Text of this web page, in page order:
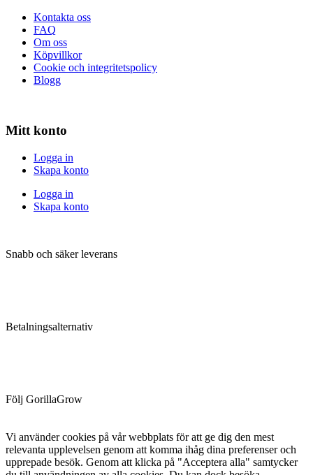
Kontakta oss
FAQ
Om oss
Köpvillkor
Cookie och integritetspolicy
Blogg
Mitt konto
Logga in
Skapa konto
Logga in
Skapa konto
Snabb och säker leverans
Betalningsalternativ
Följ GorillaGrow
Vi använder cookies på vår webbplats för att ge dig den mest
relevanta upplevelsen genom att komma ihåg dina preferenser och
upprepade besök. Genom att klicka på "Acceptera alla" samtycker